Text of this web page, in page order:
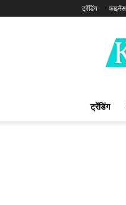
ट्रेंडिंग फाइनेंस
ट्रेंडिंग